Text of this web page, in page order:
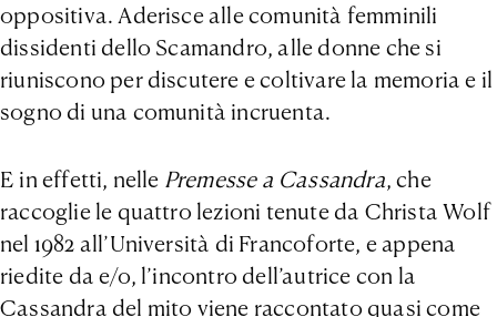
oppositiva. Aderisce alle comunità femminili
dissidenti dello Scamandro, alle donne che si
riuniscono per discutere e coltivare la memoria e il
sogno di una comunità incruenta.
E in effetti, nelle Premesse a Cassandra, che
raccoglie le quattro lezioni tenute da Christa Wolf
nel 1982 all’Università di Francoforte, e appena
riedite da e/o, l’incontro dell’autrice con la
Cassandra del mito viene raccontato quasi come